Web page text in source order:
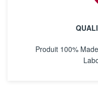
Produit 100%